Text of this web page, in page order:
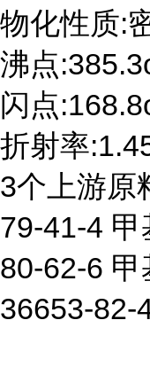
物化性质:
沸点
闪点
折射率
3个上游原
79-41-4 甲
80-62-6
36653-82-